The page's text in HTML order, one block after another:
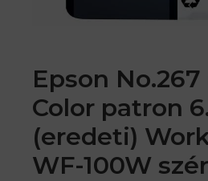
Epson No.267
Color patron
(eredeti)
WF-100W